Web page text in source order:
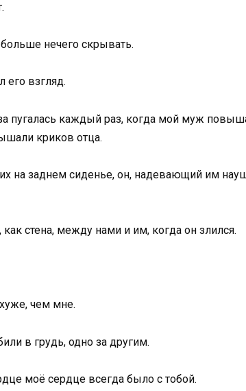
нечего скрывать.
его взгляд.
пугалась каждый раз, когда мой муж
криков отца.
на заднем сиденье, он, надевающий им
стена, между нами и им, когда он злился.
чем мне.
в грудь, одно за другим.
моё сердце всегда было с тобой.